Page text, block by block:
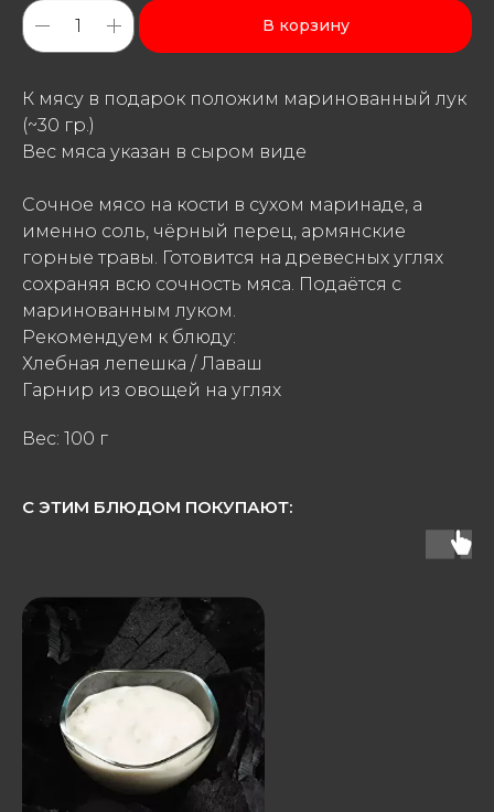
В корзину
К мясу в подарок положим маринованный лук
(~30 гр.)
Вес мяса указан в сыром виде
Сочное мясо на кости в сухом маринаде, а
именно соль, чёрный перец, армянские
горные травы. Готовится на древесных углях
сохраняя всю сочность мяса. Подаётся с
маринованным луком.
Рекомендуем к блюду:
Хлебная лепешка / Лаваш
Гарнир из овощей на углях
Вес: 100 г
С ЭТИМ БЛЮДОМ ПОКУПАЮТ: